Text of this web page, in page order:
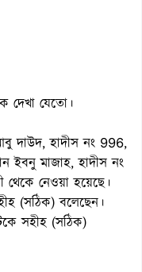
দেখা যেতো।
দাউদ, হাদীস নং 996,
ইবনু মাজাহ, হাদীস নং
থেকে নেওয়া হয়েছে।
(সঠিক) বলেছেন।
সহীহ (সঠিক)